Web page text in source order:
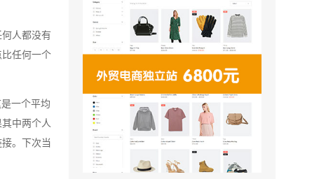
人都没有
任何一个
一个平均
中两个人
。下次当